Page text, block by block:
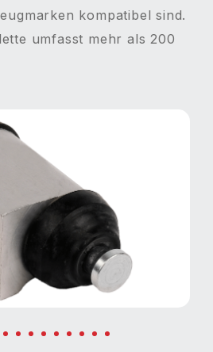
kompatibel sind.
umfasst mehr als 200